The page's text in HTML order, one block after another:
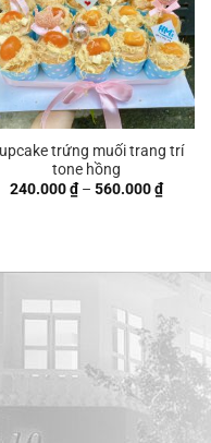
trứng muối trang trí
tone hồng
240.000₫ – 560.000₫
giá: